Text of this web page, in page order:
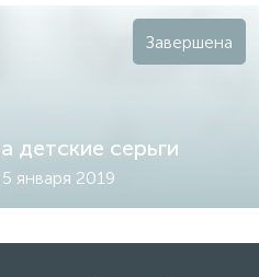
детские серьги
января 2019
Завершена